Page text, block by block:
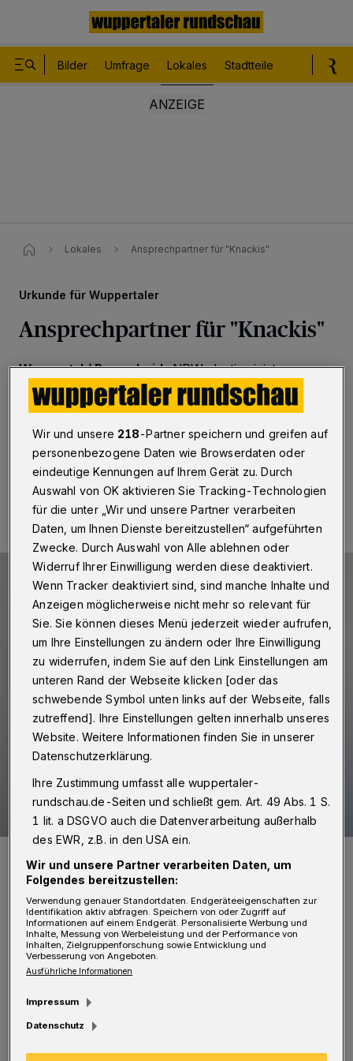
Bilder Umfrage Lokales Stadtteile
Lokales Ansprechpartner für "Knackis"
Urkunde für Wuppertaler
Ansprechpartner für "Knackis"
Wuppertal / Remscheid·NRW-Justizminister
Thomas Kutschaty hat den Wuppertaler Johannes Kahl
zum "Tag des Ehrenamts" mit einer Urkunde
ausgezeichnet.
05.12.2016 , 15:16 Uhr
Foto: Innenministerium
K ahl ist seit Januar 2008 in der
Justizvollzugsanstalt Remscheid
ehrenamtlich tätig und betreut seitdem
Wir und unsere 218-Partner speichern und greifen auf
personenbezogene Daten wie Browserdaten oder
eindeutige Kennungen auf Ihrem Gerät zu. Durch
Auswahl von OK aktivieren Sie Tracking-Technologien
für die unter „Wir und unsere Partner verarbeiten
Daten, um Ihnen Dienste bereitzustellen“ aufgeführten
Zwecke. Durch Auswahl von Alle ablehnen oder
Widerruf Ihrer Einwilligung werden diese deaktiviert.
Wenn Tracker deaktiviert sind, sind manche Inhalte und
Anzeigen möglicherweise nicht mehr so relevant für
Sie. Sie können dieses Menü jederzeit wieder aufrufen,
um Ihre Einstellungen zu ändern oder Ihre Einwilligung
zu widerrufen, indem Sie auf den Link Einstellungen am
unteren Rand der Webseite klicken [oder das
schwebende Symbol unten links auf der Webseite, falls
zutreffend]. Ihre Einstellungen gelten innerhalb unseres
Website. Weitere Informationen finden Sie in unserer
Datenschutzerklärung.
Ihre Zustimmung umfasst alle wuppertaler-
rundschau.de-Seiten und schließt gem. Art. 49 Abs. 1 S.
1 lit. a DSGVO auch die Datenverarbeitung außerhalb
des EWR, z.B. in den USA ein.
Wir und unsere Partner verarbeiten Daten, um
Folgendes bereitzustellen:
Verwendung genauer Standortdaten. Endgeräteeigenschaften zur
Identifikation aktiv abfragen. Speichern von oder Zugriff auf
Informationen auf einem Endgerät. Personalisierte Werbung und
Inhalte, Messung von Werbeleistung und der Performance von
Inhalten, Zielgruppenforschung sowie Entwicklung und
Verbesserung von Angeboten.
Ausführliche Informationen
Impressum
Datenschutz